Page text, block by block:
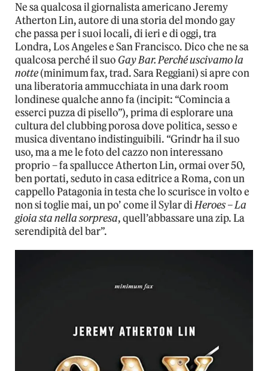
Ne sa qualcosa il giornalista americano Jeremy
Atherton Lin, autore di una storia del mondo gay
che passa per i suoi locali, di ieri e di oggi, tra
Londra, Los Angeles e San Francisco. Dico che ne sa
qualcosa perché il suo Gay Bar. Perché uscivamo la
notte(minimum fax, trad. Sara Reggiani) si apre con
una liberatoria ammucchiata in una dark room
londinese qualche anno fa (incipit: “Comincia a
esserci puzza di pisello”), prima di esplorare una
cultura del clubbing porosa dove politica, sesso e
musica diventano indistinguibili. “Grindr ha il suo
uso, ma a me le foto del cazzo non interessano
proprio – fa spallucce Atherton Lin, ormai over 50,
ben portati, seduto in casa editrice a Roma, con un
cappello Patagonia in testa che lo scurisce in volto e
non si toglie mai, un po’ come il Sylar diHeroes – La
gioia sta nella sorpresa, quell’abbassare una zip. La
serendipità del bar”.